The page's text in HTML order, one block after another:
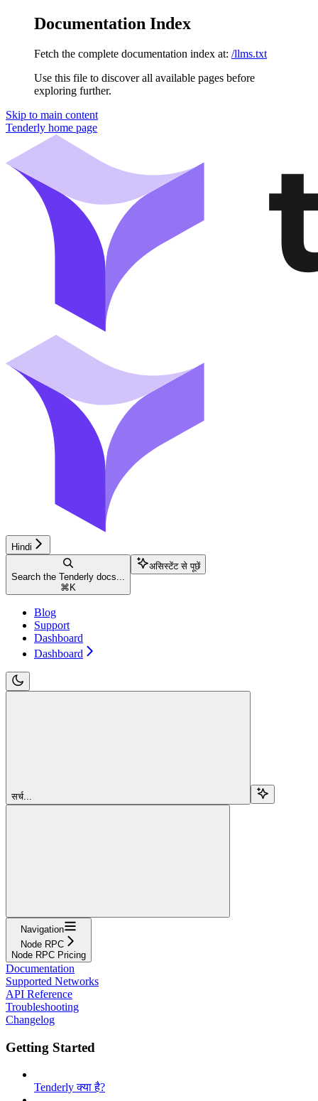
Documentation Index
Fetch the complete documentation index at: /llms.txt
Use this file to discover all available pages before
exploring further.
Skip to main content
Tenderly home page
Hindi
Search the Tenderly docs...
⌘ K
असिस्टेंट से पूछें
Blog
Support
Dashboard
Dashboard
सर्च...
Navigation
Node RPC
Node RPC Pricing
Documentation
Supported Networks
API Reference
Troubleshooting
Changelog
Getting Started
Tenderly क्या है?